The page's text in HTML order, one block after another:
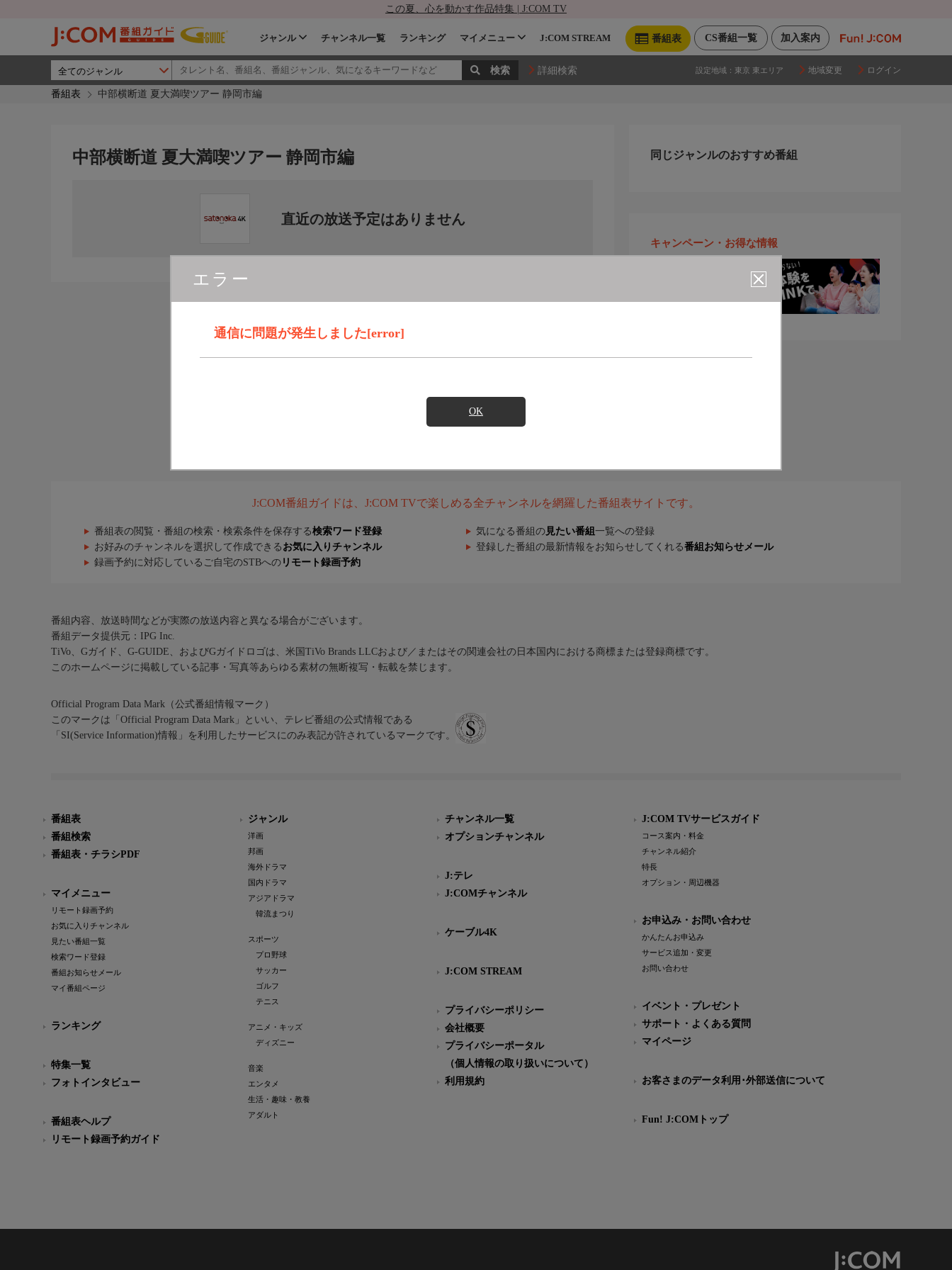
この夏、心を動かす作品特集 | J:COM TV
加入案内
CS番組一覧
番組表
ジャンル チャンネル一覧 ランキング マイメニュー J:COM STREAM
詳細検索 設定地域： 東京 東エリア 地域変更 ログイン
番組表 中部横断道 夏大満喫ツアー 静岡市編
エラー
通信に問題が発生しました[error]
OK
中部横断道 夏大満喫ツアー 静岡市編
直近の放送予定はありません
同じジャンルのおすすめ番組
キャンペーン・お得な情報
J:COM番組ガイドは、J:COM TVで楽しめる全チャンネルを網羅した番組表サイトです。
番組表の閲覧・番組の検索・検索条件を保存する検索ワード登録 気になる番組の 見たい番組 一覧への登録
お好みのチャンネルを選択して作成できる お気に入りチャンネル 登録した番組の最新情報をお知らせしてくれる番組お知らせメール
録画予約に対応しているご自宅のSTBへの リモート録画予約
番組内容、放送時間などが実際の放送内容と異なる場合がございます。
番組データ提供元：IPG Inc.
TiVo、Gガイド、G-GUIDE、およびGガイドロゴは、米国TiVo Brands LLCおよび／またはその関連会社の日本国内における商標または登録商標です。
このホームページに掲載している記事・写真等あらゆる素材の無断複写・転載を禁じます。
Official Program Data Mark（公式番組情報マーク）
このマークは「Official Program Data Mark」といい、テレビ番組の公式情報である
「SI(Service Information)情報」を利用したサービスにのみ表記が許されているマークです。
番組表
番組検索
番組表・チラシPDF
マイメニュー
リモート録画予約
お気に入りチャンネル
見たい番組一覧
検索ワード登録
番組お知らせメール
マイ番組ページ
ランキング
特集一覧
フォトインタビュー
番組表ヘルプ
リモート録画予約ガイド
ジャンル
洋画
邦画
海外ドラマ
国内ドラマ
アジアドラマ
韓流まつり
スポーツ
プロ野球
サッカー
ゴルフ
テニス
アニメ・キッズ
ディズニー
音楽
エンタメ
生活・趣味・教養
アダルト
チャンネル一覧
オプションチャンネル
J:テレ
J:COMチャンネル
ケーブル4K
J:COM STREAM
プライバシーポリシー
会社概要
プライバシーポータル
（個人情報の取り扱いについて）
利用規約
J:COM TVサービスガイド
コース案内・料金
チャンネル紹介
特長
オプション・周辺機器
お申込み・お問い合わせ
かんたんお申込み
サービス追加・変更
お問い合わせ
イベント・プレゼント
サポート・よくある質問
マイページ
お客さまのデータ利用･外部送信について
Fun! J:COMトップ